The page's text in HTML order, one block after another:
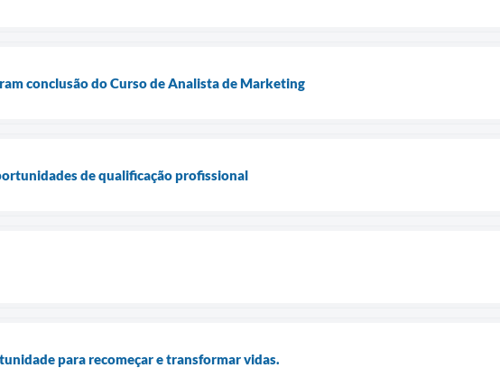
conclusão do Curso de Analista de Marketing
de qualificação profissional
para recomeçar e transformar vidas.